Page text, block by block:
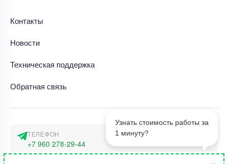
Узнать стоимость работы за
1 минуту?
Контакты
Новости
Техническая поддержка
Обратная связь
ТЕЛЕФОН
+7 960 278-29-44